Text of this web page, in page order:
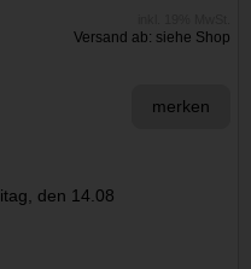
Versand ab: siehe Shop
merken
den 14.08